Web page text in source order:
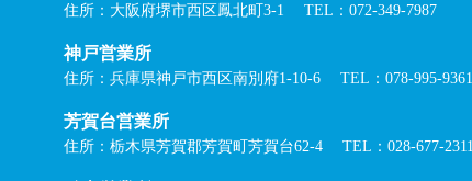
住所：大阪府堺市西区鳳北町3-1 TEL：072-349-7987
神戸営業所
住所：兵庫県神戸市西区南別府1-10-6 TEL：078-995-9361
芳賀台営業所
住所：栃木県芳賀郡芳賀町芳賀台62-4 TEL：028-677-2311